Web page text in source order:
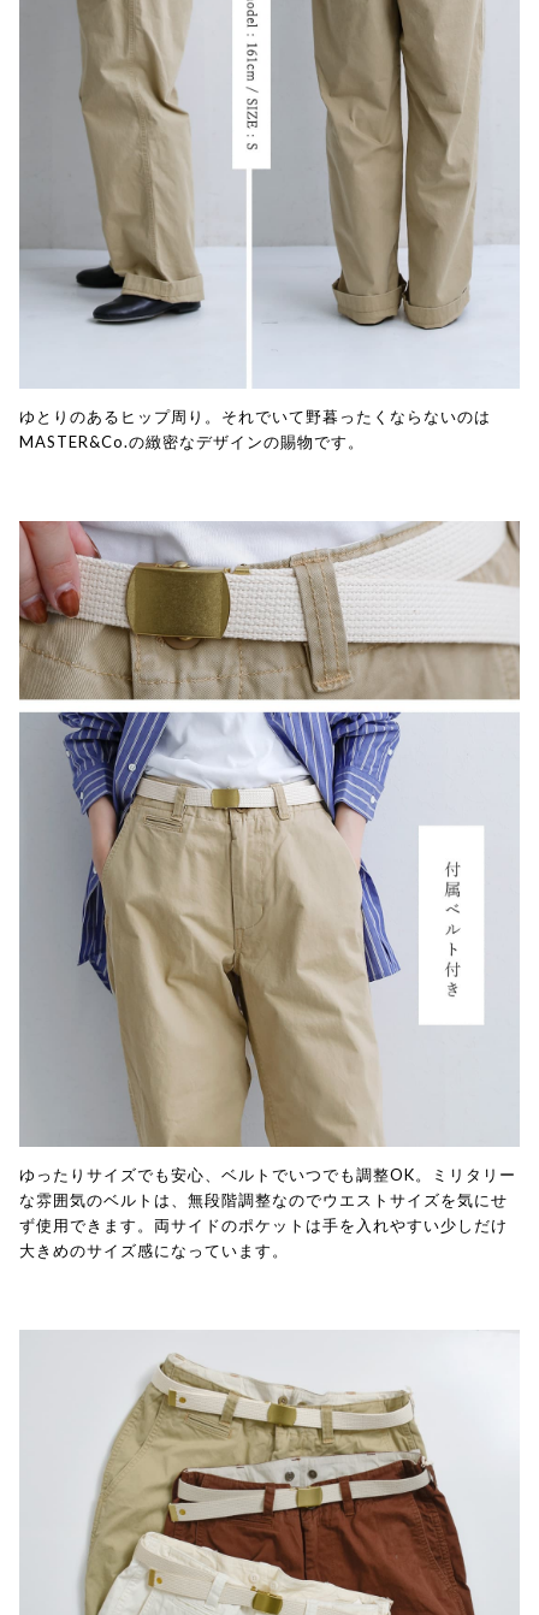
ゆとりのあるヒップ周り。それでいて野暮ったくならないのは
MASTER&Co.の緻密なデザインの賜物です。
ゆったりサイズでも安心、ベルトでいつでも調整OK。ミリタリー
な雰囲気のベルトは、無段階調整なのでウエストサイズを気にせ
ず使用できます。両サイドのポケットは手を入れやすい少しだけ
大きめのサイズ感になっています。